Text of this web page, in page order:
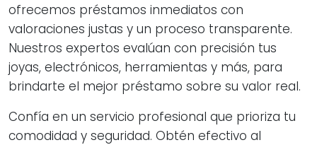
ofrecemos préstamos inmediatos con
valoraciones justas y un proceso transparente.
Nuestros expertos evalúan con precisión tus
joyas, electrónicos, herramientas y más, para
brindarte el mejor préstamo sobre su valor real.
Confía en un servicio profesional que prioriza tu
comodidad y seguridad. Obtén efectivo al